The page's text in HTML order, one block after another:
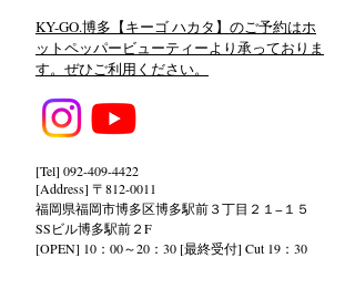
KY-GO.博多【キーゴ ハカタ】のご予約はホ
ットペッパービューティーより承っておりま
す。ぜひご利用ください。
[Tel] 092-409-4422
[Address] 〒812-0011
福岡県福岡市博多区博多駅前３丁目２１−１５
SSビル博多駅前２F
[OPEN] 10：00～20：30 [最終受付] Cut 19：30